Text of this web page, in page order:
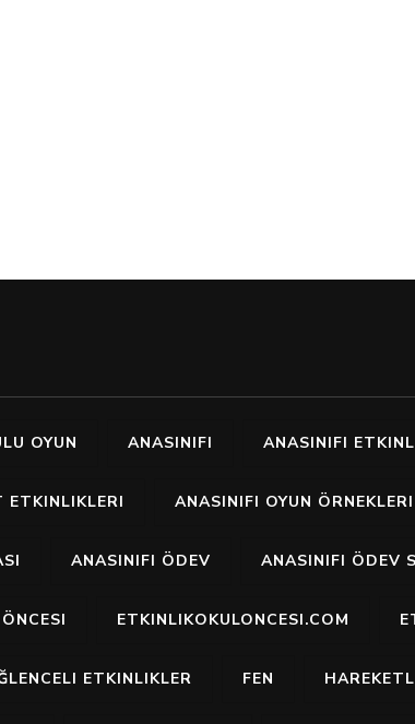
OYUN ANASINIFI ANASINIFI
ETKINLIKLERI ANASINIFI OYUN ÖRNEKLERI
ANASINIFI ÖDEV ANASINIFI ÖDEV
ETKINLIKOKULONCESI.COM
ETKINLIKLER FEN